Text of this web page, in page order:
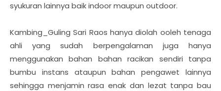
syukuran lainnya baik indoor maupun outdoor.
Kambing_Guling Sari Raos hanya diolah ooleh tenaga
ahli yang sudah berpengalaman juga hanya
menggunakan bahan bahan racikan sendiri tanpa
bumbu instans ataupun bahan pengawet lainnya
sehingga menjamin rasa enak dan lezat tanpa bau